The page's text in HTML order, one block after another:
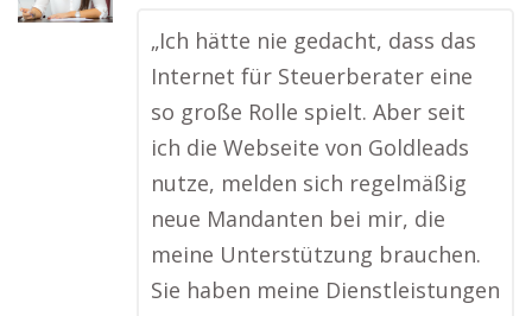
„Ich hätte nie gedacht, dass das
Internet für Steuerberater eine
so große Rolle spielt. Aber seit
ich die Webseite von Goldleads
nutze, melden sich regelmäßig
neue Mandanten bei mir, die
meine Unterstützung brauchen.
Sie haben meine Dienstleistungen